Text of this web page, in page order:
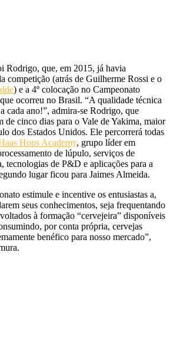
Rodrigo, que, em 2015, já havia
competição (atrás de Guilherme Rossi e o
) e a 4º colocação no Campeonato
ocorreu no Brasil. “A qualidade técnica
cada ano!”, admira-se Rodrigo, que
de cinco dias para o Vale de Yakima, maior
dos Estados Unidos. Ele percorrerá todas
Hops Academy, grupo líder em
de lúpulo, serviços de
tecnologias de P&D e aplicações para a
lugar ficou para Jaimes Almeida.
estimule e incentive os entusiastas a,
seus conhecimentos, seja frequentando
à formação “cervejeira” disponíveis
por conta própria, cervejas
benéfico para nosso mercado”,